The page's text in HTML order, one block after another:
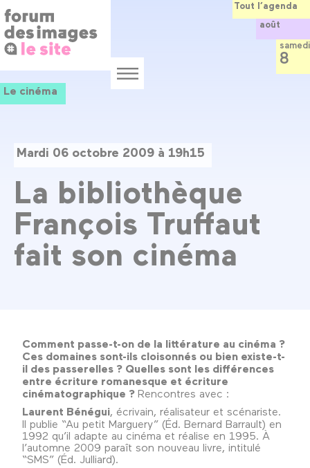
au
contenu
principal
Menu
Le cinéma
Mardi 06 octobre 2009 à 19h15
La bibliothèque
François Truffaut
fait son cinéma
Comment passe-t-on de la littérature au cinéma ?
Ces domaines sont-ils cloisonnés ou bien existe-t-
il des passerelles ? Quelles sont les différences
entre écriture romanesque et écriture
cinématographique ? Rencontres avec :
Laurent Bénégui , écrivain, réalisateur et scénariste.
Il publie “Au petit Marguery” (Éd. Bernard Barrault) en
1992 qu’il adapte au cinéma et réalise en 1995. À
l’automne 2009 paraît son nouveau livre, intitulé
“SMS” (Éd. Julliard).
Tout l’agenda
août
samedi
8